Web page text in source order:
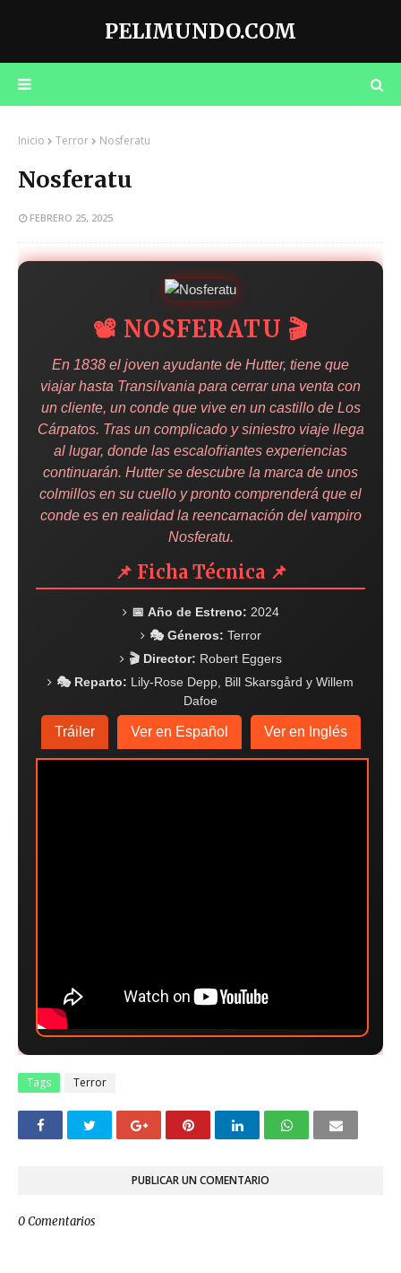
PELIMUNDO.COM
Inicio Terror Nosferatu
Nosferatu
FEBRERO 25, 2025
📽️ NOSFERATU 🎬
En 1838 el joven ayudante de Hutter, tiene que
viajar hasta Transilvania para cerrar una venta con
un cliente, un conde que vive en un castillo de Los
Cárpatos. Tras un complicado y siniestro viaje llega
al lugar, donde las escalofriantes experiencias
continuarán. Hutter se descubre la marca de unos
colmillos en su cuello y pronto comprenderá que el
conde es en realidad la reencarnación del vampiro
Nosferatu.
📌 Ficha Técnica 📌
📅 Año de Estreno: 2024
🎭 Géneros: Terror
🎬 Director: Robert Eggers
🎭 Reparto: Lily-Rose Depp, Bill Skarsgård y Willem
Dafoe
Tráiler Ver en Español Ver en Inglés
Tags Terror
PUBLICAR UN COMENTARIO
0 Comentarios